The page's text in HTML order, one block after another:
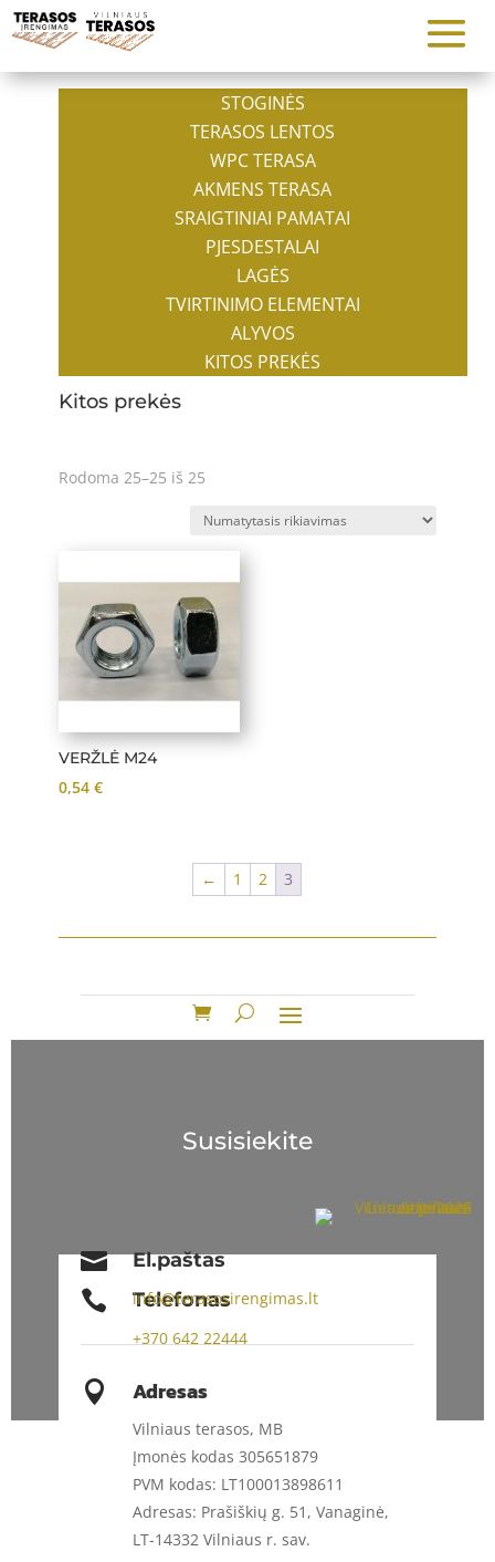
STOGINĖS
TERASOS LENTOS
WPC TERASA
AKMENS TERASA
SRAIGTINIAI PAMATAI
PJESDESTALAI
LAGĖS
TVIRTINIMO ELEMENTAI
ALYVOS
KITOS PREKĖS
Kitos prekės
Rodoma 25–25 iš 25
VERŽLĖ M24
0,54 €
← 1 2 3
Susisiekite
 Telefonas
+370642 22444
 El.paštas
info@terasosirengimas.lt
 Adresas
Vilniaus terasos, MB
Įmonės kodas 305651879
PVM kodas: LT100013898611
Adresas: Prašiškių g. 51, Vanaginė,
LT-14332 Vilniaus r. sav.